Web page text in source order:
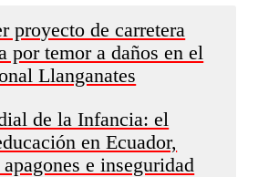
proyecto de carretera
por temor a daños en el
Llanganates
de la Infancia: el
en Ecuador,
e inseguridad